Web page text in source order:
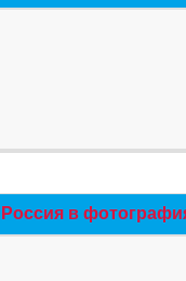
Россия в